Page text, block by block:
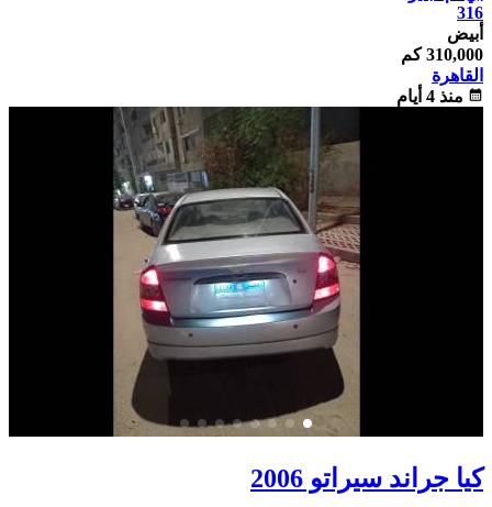
316
أبيض
310,000 كم
القاهرة
calendar_month منذ 4 أيام
كيا جراند سيراتو 2006